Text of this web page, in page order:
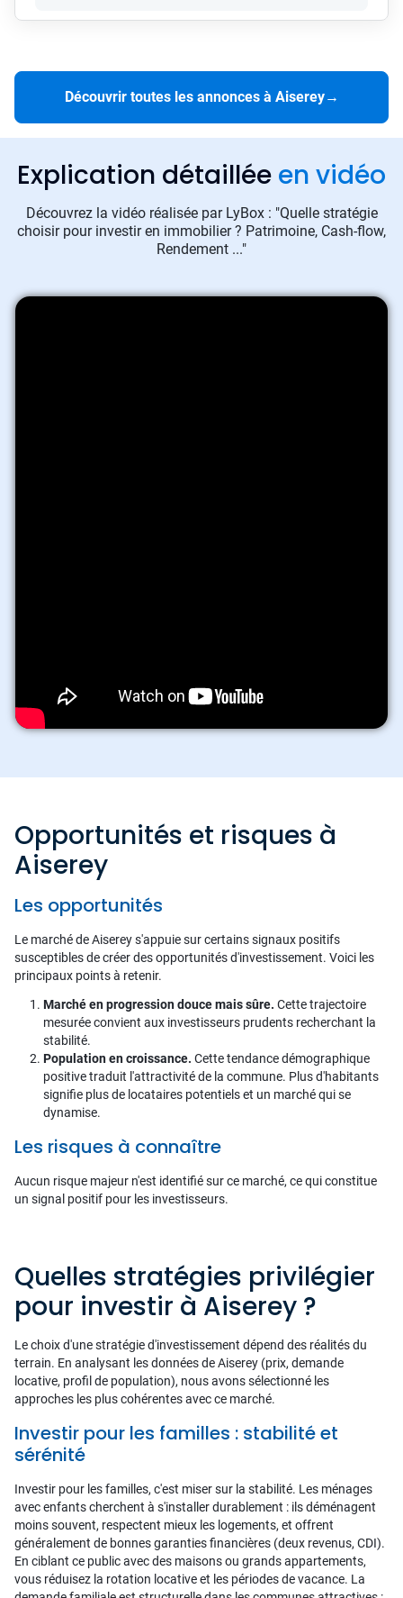
Découvrir toutes les annonces à Aiserey→
Explication détaillée en vidéo
Découvrez la vidéo réalisée par LyBox : "Quelle stratégie
choisir pour investir en immobilier ? Patrimoine, Cash-flow,
Rendement ..."
Opportunités et risques à
Aiserey
Les opportunités
Le marché de Aiserey s'appuie sur certains signaux positifs
susceptibles de créer des opportunités d'investissement. Voici les
principaux points à retenir.
Marché en progression douce mais sûre. Cette trajectoire
mesurée convient aux investisseurs prudents recherchant la
stabilité.
Population en croissance. Cette tendance démographique
positive traduit l'attractivité de la commune. Plus d'habitants
signifie plus de locataires potentiels et un marché qui se
dynamise.
Les risques à connaître
Aucun risque majeur n'est identifié sur ce marché, ce qui constitue
un signal positif pour les investisseurs.
Quelles stratégies privilégier
pour investir à Aiserey ?
Le choix d'une stratégie d'investissement dépend des réalités du
terrain. En analysant les données de Aiserey (prix, demande
locative, profil de population), nous avons sélectionné les
approches les plus cohérentes avec ce marché.
Investir pour les familles : stabilité et
sérénité
Investir pour les familles, c'est miser sur la stabilité. Les ménages
avec enfants cherchent à s'installer durablement : ils déménagent
moins souvent, respectent mieux les logements, et offrent
généralement de bonnes garanties financières (deux revenus, CDI).
En ciblant ce public avec des maisons ou grands appartements,
vous réduisez la rotation locative et les périodes de vacance. La